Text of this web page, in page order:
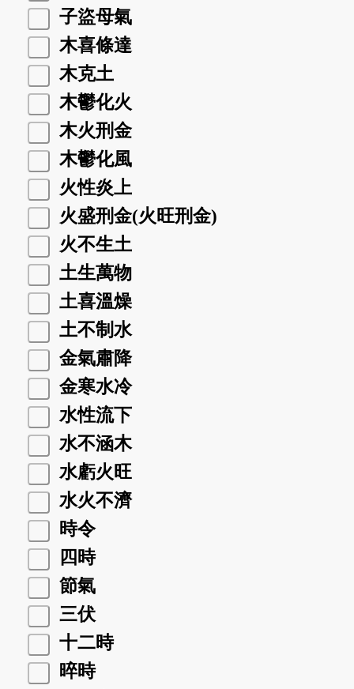
子盜母氣
木喜條達
木克土
木鬱化火
木火刑金
木鬱化風
火性炎上
火盛刑金(火旺刑金)
火不生土
土生萬物
土喜溫燥
土不制水
金氣肅降
金寒水冷
水性流下
水不涵木
水虧火旺
水火不濟
時令
四時
節氣
三伏
十二時
晬時